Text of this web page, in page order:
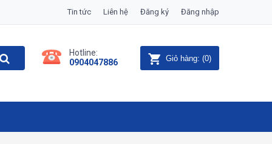
Tin tức Liên hệ Đăng ký Đăng nhập
Hotline:
0904047886
Giỏ hàng: (0)